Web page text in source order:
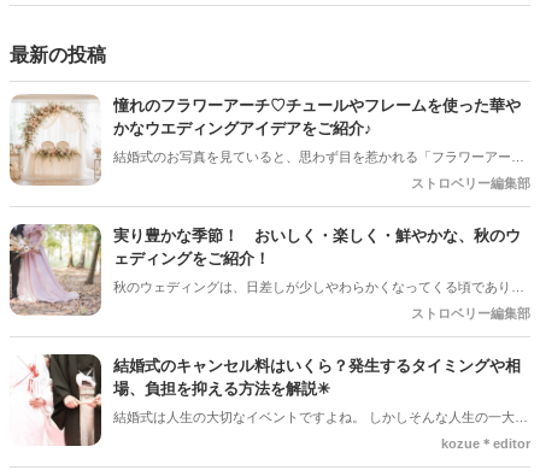
最新の投稿
憧れのフラワーアーチ♡チュールやフレームを使った華や
かなウエディングアイデアをご紹介♪
結婚式のお写真を見ていると、思わず目を惹かれる「フラワーアー
チ」♡ お花をたっぷり使ったアーチはもちろん、チュールやフレーム
るコーディネートが人気を集めています♪ 挙式会場や高砂、ウエルカ
ムスペース、フォトブースなど、さまざまな場所で取り入れられるの
も魅力のひとつ＊ 今回は、フラワーアーチの魅力や、おしゃれなアレ
ンジアイデアをご紹介します♡
ストロベリー編集部
実り豊かな季節！ おいしく・楽しく・鮮やかな、秋のウ
ェディングをご紹介！
秋のウェディングは、日差しが少しやわらかくなってくる頃であり、
色々なことへの行動的がみなぎってくる季節。同時に、おいしいもの
クして準備を進めましょう♪
ストロベリー編集部
結婚式のキャンセル料はいくら？発生するタイミングや相
場、負担を抑える方法を解説✳︎
結婚式は人生の大切なイベントですよね。 しかしそんな人生の一大イ
ベントでも、やむを得ない事情で延期や中止、キャンセルを検討しな
kozue＊editor